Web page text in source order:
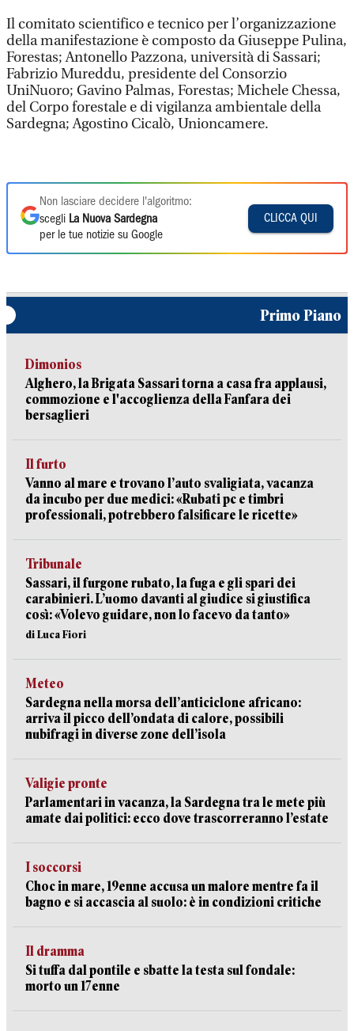
Il comitato scientifico e tecnico per l’organizzazione
della manifestazione è composto da Giuseppe Pulina,
Forestas; Antonello Pazzona, università di Sassari;
Fabrizio Mureddu, presidente del Consorzio
UniNuoro; Gavino Palmas, Forestas; Michele Chessa,
del Corpo forestale e di vigilanza ambientale della
Sardegna; Agostino Cicalò, Unioncamere.
Non lasciare decidere l'algoritmo:
scegli La Nuova Sardegna
per le tue notizie su Google
CLICCA QUI
Primo Piano
Dimonios
Alghero, la Brigata Sassari torna a casa fra applausi,
commozione e l'accoglienza della Fanfara dei
bersaglieri
Il furto
Vanno al mare e trovano l’auto svaligiata, vacanza
da incubo per due medici: «Rubati pc e timbri
professionali, potrebbero falsificare le ricette»
Tribunale
Sassari, il furgone rubato, la fuga e gli spari dei
carabinieri. L’uomo davanti al giudice si giustifica
così: «Volevo guidare, non lo facevo da tanto»
di Luca Fiori
Meteo
Sardegna nella morsa dell’anticiclone africano:
arriva il picco dell’ondata di calore, possibili
nubifragi in diverse zone dell’isola
Valigie pronte
Parlamentari in vacanza, la Sardegna tra le mete più
amate dai politici: ecco dove trascorreranno l’estate
I soccorsi
Choc in mare, 19enne accusa un malore mentre fa il
bagno e si accascia al suolo: è in condizioni critiche
Il dramma
Si tuffa dal pontile e sbatte la testa sul fondale:
morto un 17enne